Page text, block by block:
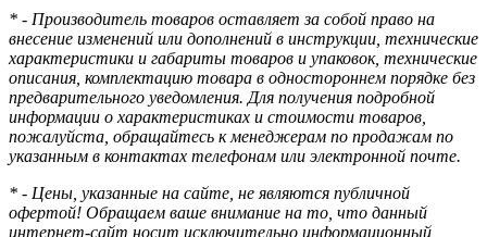
* - Производитель товаров оставляет за собой право на
внесение изменений или дополнений в инструкции, технические
характеристики и габариты товаров и упаковок, технические
описания, комплектацию товара в одностороннем порядке без
предварительного уведомления. Для получения подробной
информации о характеристиках и стоимости товаров,
пожалуйста, обращайтесь к менеджерам по продажам по
указанным в контактах телефонам или электронной почте.
* - Цены, указанные на сайте, не являются публичной
офертой! Обращаем ваше внимание на то, что данный
интернет-сайт носит исключительно информационный